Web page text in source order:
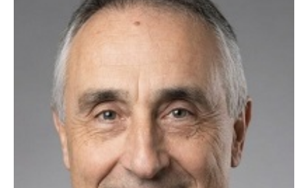
"Frankfurt'ta yaşıyorum, eşim de buradan. Vesile olduğunuz için
Allah razı olsun Murat Bey kardeşim."
- Caner A. (Frankfurt)
"Hamburg'un soğuğunda içimizi ısıtan bir yuva kurduk. Her şey için
çok teşekkür ederiz."
- Hülya S. (Hamburg)
Dortmund Emirhan Bey 36 Yaş